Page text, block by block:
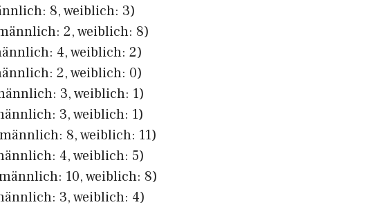
8, weiblich: 3)
2, weiblich: 8)
4, weiblich: 2)
2, weiblich: 0)
3, weiblich: 1)
3, weiblich: 1)
8, weiblich: 11)
4, weiblich: 5)
10, weiblich: 8)
3, weiblich: 4)